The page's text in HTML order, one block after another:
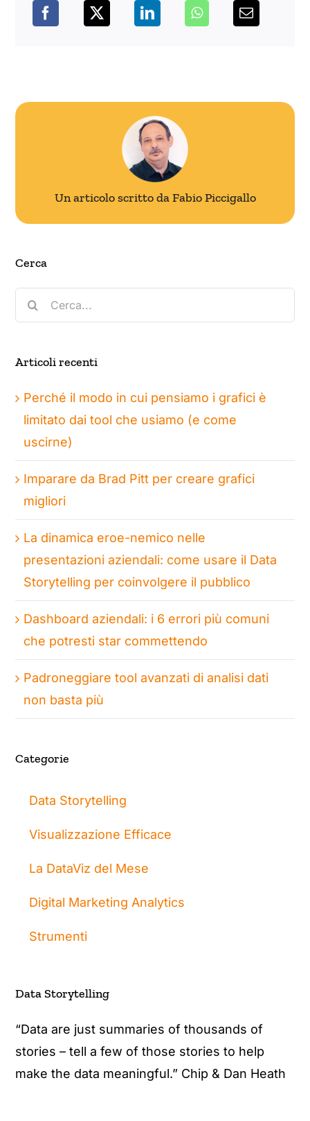
Un articolo scritto da Fabio Piccigallo
Cerca
Cerca
per:
Articoli recenti
Perché il modo in cui pensiamo i grafici è
limitato dai tool che usiamo (e come
uscirne)
Imparare da Brad Pitt per creare grafici
migliori
La dinamica eroe-nemico nelle
presentazioni aziendali: come usare il Data
Storytelling per coinvolgere il pubblico
Dashboard aziendali: i 6 errori più comuni
che potresti star commettendo
Padroneggiare tool avanzati di analisi dati
non basta più
Categorie
Data Storytelling
Visualizzazione Efficace
La DataViz del Mese
Digital Marketing Analytics
Strumenti
Data Storytelling
“Data are just summaries of thousands of
stories – tell a few of those stories to help
make the data meaningful.” Chip & Dan Heath